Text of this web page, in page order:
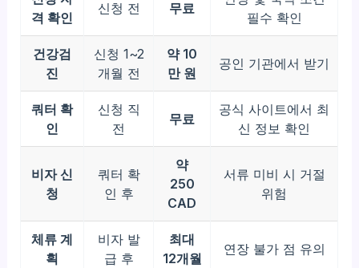
격 확인
신청 전 무료
필수 확인
건강검
진
신청 1~2
개월 전
약 10
만 원
공인 기관에서 받기
쿼터 확
인
신청 직
전
무료
공식 사이트에서 최
신 정보 확인
비자 신
청
쿼터 확
인 후
약
250
CAD
서류 미비 시 거절
위험
체류 계
획
비자 발
급 후
최대
12개월
연장 불가 점 유의